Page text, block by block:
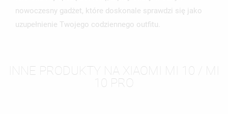
nowoczesny gadżet, które doskonale sprawdzi się jako
uzupełnienie Twojego codziennego outfitu.
INNE PRODUKTY NA XIAOMI MI 10 / MI
10 PRO